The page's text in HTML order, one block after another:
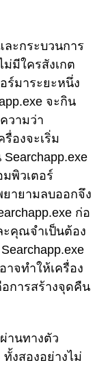
ละกระบวนการ
มีใครสังเกต
ร์มาระยะหนึ่ง
จะกิน
วามว่า
องจะเริ่ม
พิวเตอร์
ายามลบออกจึง
ก่อ
คุณจำเป็นต้อง
จทำให้เครื่อง
การสร้างจุดคืน
านทางตัว
งสองอย่างไม่